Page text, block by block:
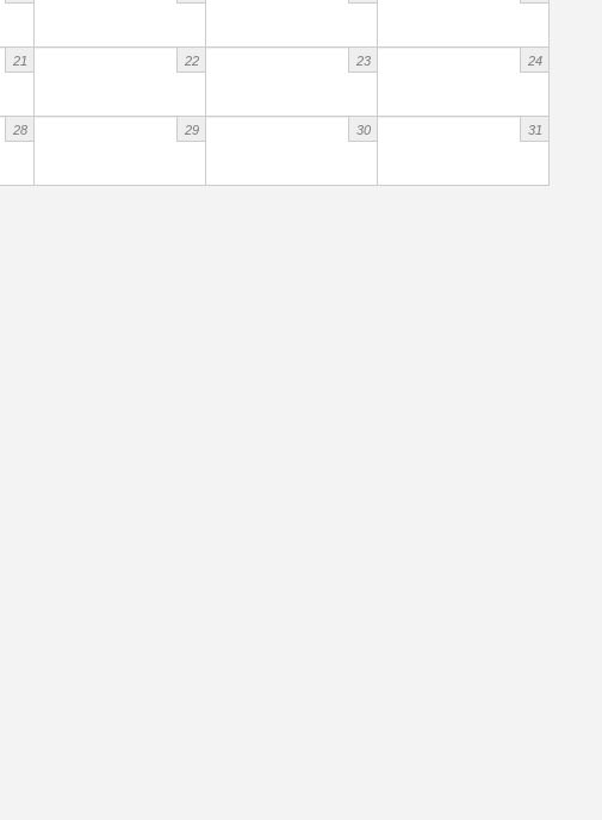
21 22 23 24
28 29 30 31